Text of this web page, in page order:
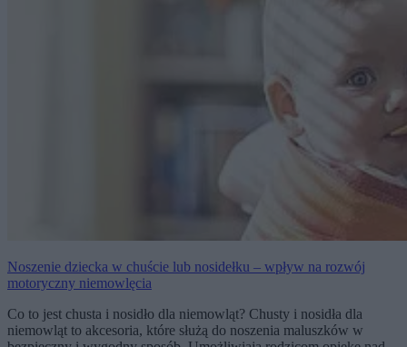
Noszenie dziecka w chuście lub nosidełku – wpływ na rozwój
motoryczny niemowlęcia
Co to jest chusta i nosidło dla niemowląt? Chusty i nosidła dla
niemowląt to akcesoria, które służą do noszenia maluszków w